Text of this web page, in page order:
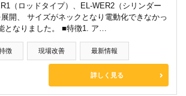
（ロッドタイプ）、EL-WER2（シリンダー
開、 サイズがネックとなり電動化できなかっ
となりました。 ■特徴1. ア…
徴 現場改善 最新情報
詳しく見る